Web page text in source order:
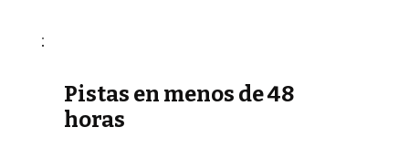
Pistas en menos de 48
horas